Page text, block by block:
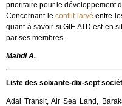
prioritaire pour le développement
Concernant leconflit larvé entre
quant à savoir si GIE ATD est en
par ses membres.
Mahdi A.
Liste des soixante-dix-sept
Adal Transit, Air Sea Land,